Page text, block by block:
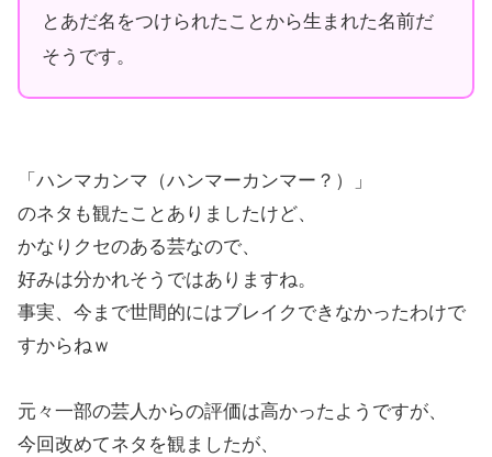
とあだ名をつけられたことから生まれた名前だ
そうです。
「ハンマカンマ（ハンマーカンマー？）」
のネタも観たことありましたけど、
かなりクセのある芸なので、
好みは分かれそうではありますね。
事実、今まで世間的にはブレイクできなかったわけで
すからねｗ
元々一部の芸人からの評価は高かったようですが、
今回改めてネタを観ましたが、